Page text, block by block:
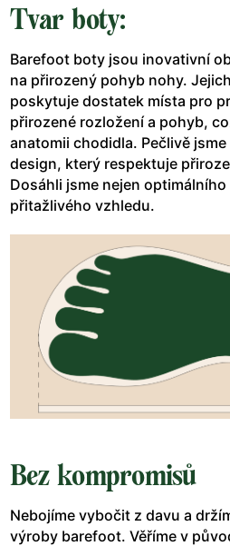
Tvar boty:
Barefoot boty jsou inovativní
na přirozený pohyb nohy.
poskytuje dostatek místa pro
přirozené rozložení a pohyb,
anatomii chodidla. Pečlivě
design, který respektuje
Dosáhli jsme nejen
přitažlivého vzhledu.
Bez kompromisů
Nebojíme vybočit z davu a
výroby barefoot. Věříme v